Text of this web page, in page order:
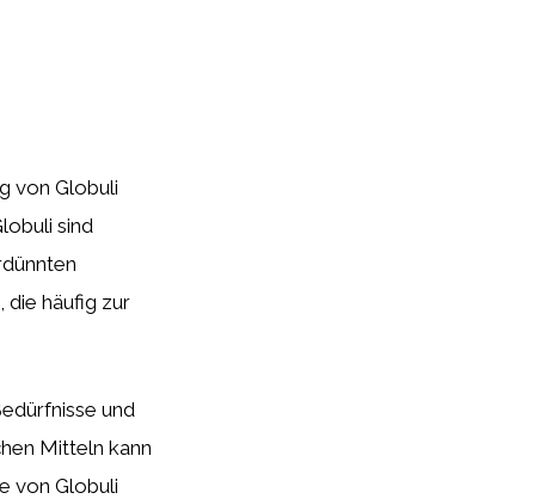
von Globuli
sind
die häufig zur
und
Mitteln kann
von Globuli